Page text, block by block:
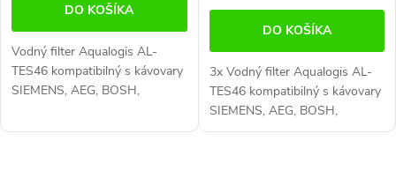
DO KOŠÍKA
Vodný filter Aqualogis AL-
TES46 kompatibilný s kávovary
SIEMENS, AEG, BOSH,
kvality zabraňuje usadzovaniu
DO KOŠÍKA
3x Vodný filter Aqualogis AL-
TES46 kompatibilný s kávovary
SIEMENS, AEG, BOSH,
KRUPS, NIVONA. Filter vysokej